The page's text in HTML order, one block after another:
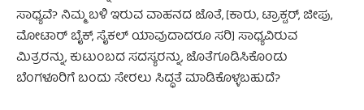
ಸಾಧ್ಯವೆ? ನಿಮ್ಮ ಬಳಿ ಇರುವ ವಾಹನದ ಜೊತೆ, [ಕಾರು, ಟ್ರಾಕ್ಟರ್, ಜೀಪು,
ಮೋಟಾರ್ ಬೈಕ್, ಸೈಕಲ್ ಯಾವುದಾದರೂ ಸರಿ] ಸಾಧ್ಯವಿರುವ
ಮಿತ್ರರನ್ನು, ಕುಟುಂಬದ ಸದಸ್ಯರನ್ನು, ಜೊತೆಗೂಡಿಸಿಕೊಂಡು
ಬೆಂಗಳೂರಿಗೆ ಬಂದು ಸೇರಲು ಸಿದ್ಧತೆ ಮಾಡಿಕೊಳ್ಳಬಹುದೆ?